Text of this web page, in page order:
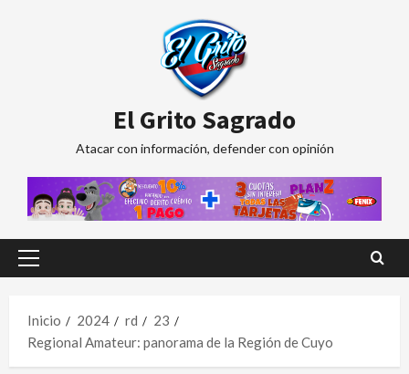
El Grito Sagrado
Atacar con información, defender con opinión
Menú
Inicio
2024 rd
23
Regional Amateur: panorama de la Región de Cuyo